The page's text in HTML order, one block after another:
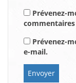
Prévenez-
Prévenez-
e-mail.